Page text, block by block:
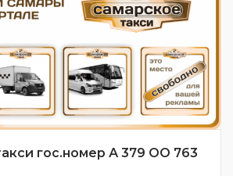
гос.номер А 379 ОО 763